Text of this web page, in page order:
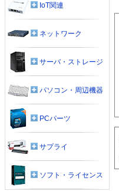
IoT関連
ネットワーク
サーバ・ストレージ
パソコン・周辺機器
PCパーツ
サプライ
ソフト・ライセンス